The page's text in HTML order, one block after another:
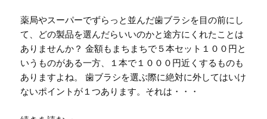
薬局やスーパーでずらっと並んだ歯ブラシを目の前にし
て、どの製品を選んだらいいのかと途方にくれたことは
ありませんか？ 金額もまちまちで５本セット１００円と
いうものがある一方、１本で１０００円近くするものも
ありますよね。 歯ブラシを選ぶ際に絶対に外してはいけ
ないポイントが１つあります。それは・・・